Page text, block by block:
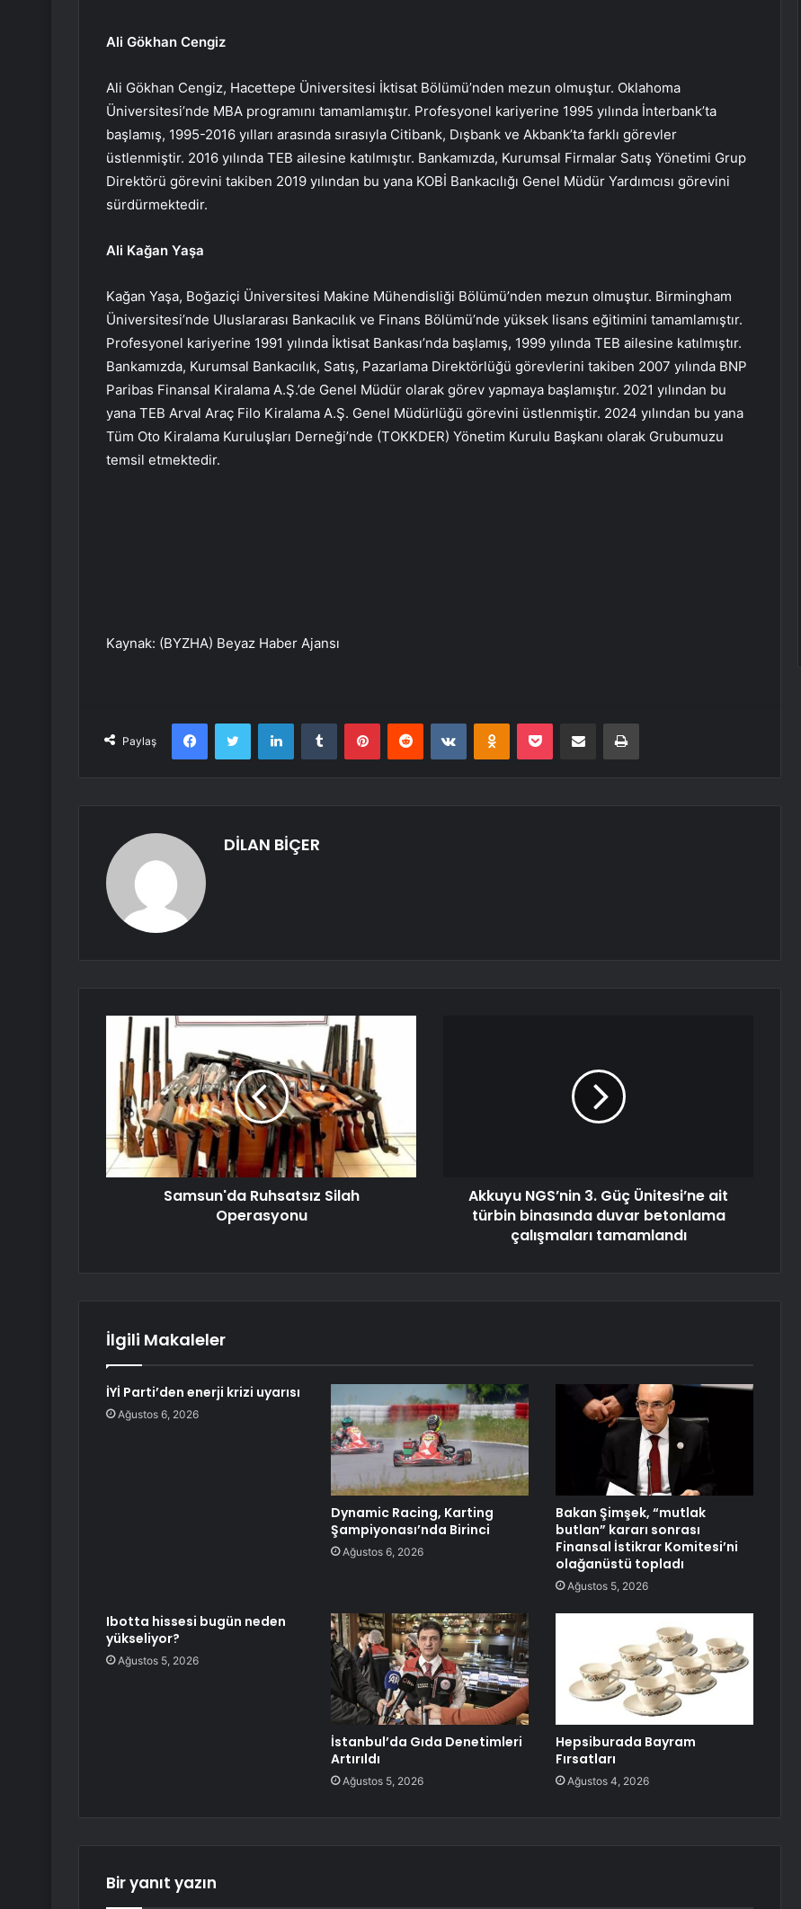
Ali Gökhan Cengiz
Ali Gökhan Cengiz, Hacettepe Üniversitesi İktisat Bölümü’nden mezun olmuştur. Oklahoma
Üniversitesi’nde MBA programını tamamlamıştır. Profesyonel kariyerine 1995 yılında İnterbank’ta
başlamış, 1995-2016 yılları arasında sırasıyla Citibank, Dışbank ve Akbank’ta farklı görevler
üstlenmiştir. 2016 yılında TEB ailesine katılmıştır. Bankamızda, Kurumsal Firmalar Satış Yönetimi Grup
Direktörü görevini takiben 2019 yılından bu yana KOBİ Bankacılığı Genel Müdür Yardımcısı görevini
sürdürmektedir.
Ali Kağan Yaşa
Kağan Yaşa, Boğaziçi Üniversitesi Makine Mühendisliği Bölümü’nden mezun olmuştur. Birmingham
Üniversitesi’nde Uluslararası Bankacılık ve Finans Bölümü’nde yüksek lisans eğitimini tamamlamıştır.
Profesyonel kariyerine 1991 yılında İktisat Bankası’nda başlamış, 1999 yılında TEB ailesine katılmıştır.
Bankamızda, Kurumsal Bankacılık, Satış, Pazarlama Direktörlüğü görevlerini takiben 2007 yılında BNP
Paribas Finansal Kiralama A.Ş.’de Genel Müdür olarak görev yapmaya başlamıştır. 2021 yılından bu
yana TEB Arval Araç Filo Kiralama A.Ş. Genel Müdürlüğü görevini üstlenmiştir. 2024 yılından bu yana
Tüm Oto Kiralama Kuruluşları Derneği’nde (TOKKDER) Yönetim Kurulu Başkanı olarak Grubumuzu
temsil etmektedir.
Kaynak: (BYZHA) Beyaz Haber Ajansı
Paylaş
FacebookTwitter LinkedInTumblr PinterestReddit VKontakteOdnoklassniki
Pocket E-Posta ile paylaş Yazdır
DİLAN BİÇER
Samsun'da Ruhsatsız Silah
Operasyonu
Akkuyu NGS’nin 3. Güç Ünitesi’ne ait
türbin binasında duvar betonlama
çalışmaları tamamlandı
İlgili Makaleler
İYİ Parti’den enerji krizi uyarısı
Ağustos 6, 2026
Dynamic Racing, Karting
Şampiyonası’nda Birinci
Ağustos 6, 2026
Bakan Şimşek, “mutlak
butlan” kararı sonrası
Finansal İstikrar Komitesi’ni
olağanüstü topladı
Ağustos 5, 2026
Ibotta hissesi bugün neden
yükseliyor?
Ağustos 5, 2026
İstanbul’da Gıda Denetimleri
Artırıldı
Ağustos 5, 2026
Hepsiburada Bayram
Fırsatları
Ağustos 4, 2026
Bir yanıt yazın